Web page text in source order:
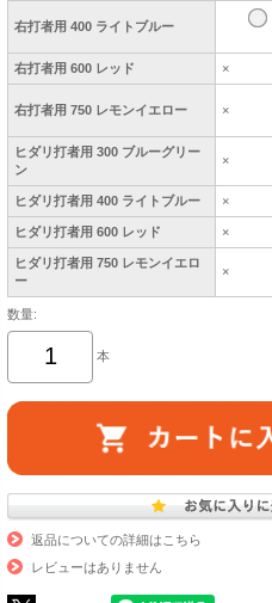
右打者用 400 ライトブルー
右打者用 600 レッド ×
右打者用 750 レモンイエロー ×
ヒダリ打者用 300 ブルーグリー
ン
×
ヒダリ打者用 400 ライトブルー ×
ヒダリ打者用 600 レッド ×
ヒダリ打者用 750 レモンイエロ
ー
×
数量:
本
返品についての詳細はこちら
レビューはありません